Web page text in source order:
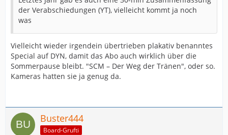
der Verabschiedungen (YT), vielleicht kommt ja noch
was
Vielleicht wieder irgendein übertrieben plakativ benanntes
Special auf DYN, damit das Abo auch wirklich über die
Sommerpause bleibt. "SCM – Der Weg der Tränen", oder so.
Kameras hatten sie ja genug da.
Buster444
Board-Grufti